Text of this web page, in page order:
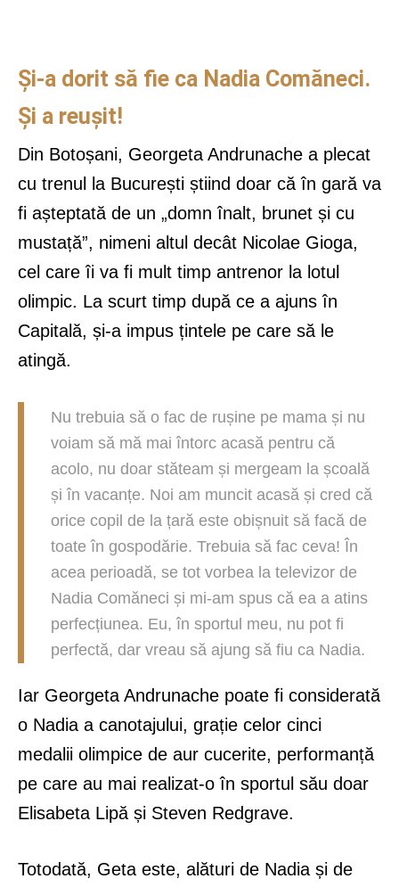
Și-a dorit să fie ca Nadia Comăneci.
Și a reușit!
Din Botoșani, Georgeta Andrunache a plecat
cu trenul la București știind doar că în gară va
fi așteptată de un „domn înalt, brunet și cu
mustață”, nimeni altul decât Nicolae Gioga,
cel care îi va fi mult timp antrenor la lotul
olimpic. La scurt timp după ce a ajuns în
Capitală, și-a impus țintele pe care să le
atingă.
Nu trebuia să o fac de rușine pe mama și nu
voiam să mă mai întorc acasă pentru că
acolo, nu doar stăteam și mergeam la școală
și în vacanțe. Noi am muncit acasă și cred că
orice copil de la țară este obișnuit să facă de
toate în gospodărie. Trebuia să fac ceva! În
acea perioadă, se tot vorbea la televizor de
Nadia Comăneci și mi-am spus că ea a atins
perfecțiunea. Eu, în sportul meu, nu pot fi
perfectă, dar vreau să ajung să fiu ca Nadia.
Iar Georgeta Andrunache poate fi considerată
o Nadia a canotajului, grație celor cinci
medalii olimpice de aur cucerite, performanță
pe care au mai realizat-o în sportul său doar
Elisabeta Lipă și Steven Redgrave.
Totodată, Geta este, alături de Nadia și de